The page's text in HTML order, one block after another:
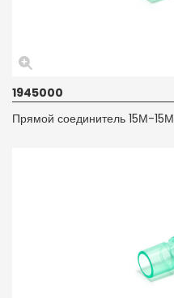
1945000
Прямой соединитель 15М-15М